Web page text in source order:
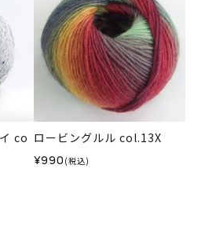
co ロービングルル col.13X
¥990 (税込)